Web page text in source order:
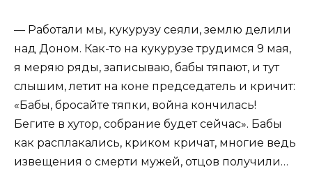
— Работали мы, кукурузу сеяли, землю делили
над Доном. Как-то на кукурузе трудимся 9 мая,
я меряю ряды, записываю, бабы тяпают, и тут
слышим, летит на коне председатель и кричит:
«Бабы, бросайте тяпки, война кончилась!
Бегите в хутор, собрание будет сейчас». Бабы
как расплакались, криком кричат, многие ведь
извещения о смерти мужей, отцов получили…